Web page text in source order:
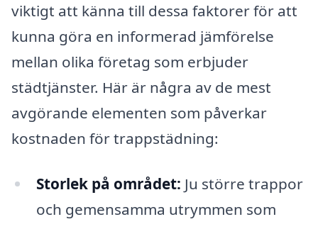
viktigt att känna till dessa faktorer för att
kunna göra en informerad jämförelse
mellan olika företag som erbjuder
städtjänster. Här är några av de mest
avgörande elementen som påverkar
kostnaden för trappstädning:
Storlek på området: Ju större trappor
och gemensamma utrymmen som